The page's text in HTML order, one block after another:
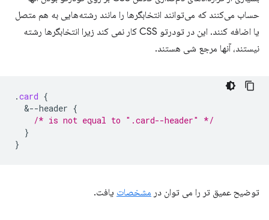
حساب می‌کنند که می‌توانند انتخابگرها را مانند رشته‌هایی به هم متصل
یا اضافه کنند. این در تودرتو CSS کار نمی کند زیرا انتخابگرها رشته
نیستند، آنها مرجع شی هستند.
.card {
&--header {
/* is not equal to ".card--header" */
}
}
توضیح عمیق تر را می توان در مشخصات یافت.